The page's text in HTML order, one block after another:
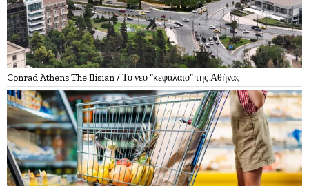
Conrad Athens The Ilisian / Το νέο “κεφάλαιο” της Αθήνας